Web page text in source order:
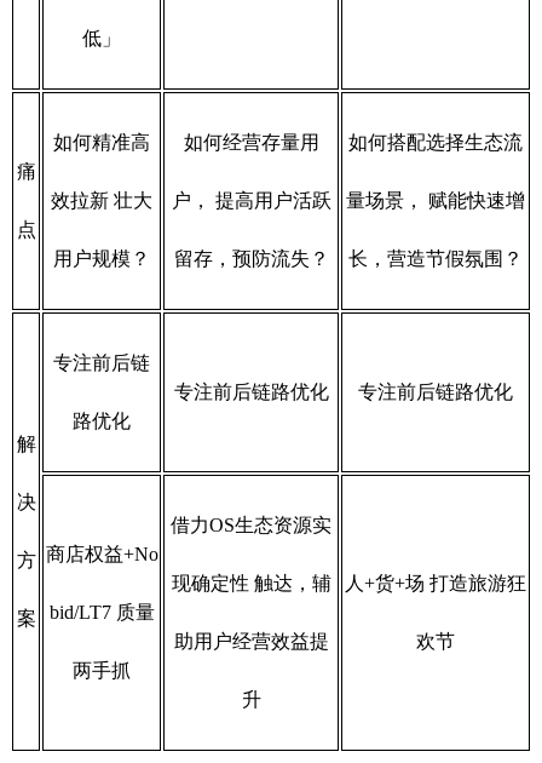
低」
痛
点
如何精准高
效拉新 壮大
用户规模？
如何经营存量用
户， 提高用户活跃
留存，预防流失？
如何搭配选择生态流
量场景， 赋能快速增
长，营造节假氛围？
解
决
方
案
专注前后链
路优化
专注前后链路优化 专注前后链路优化
商店权益+No
bid/LT7 质量
两手抓
借力OS生态资源实
现确定性 触达，辅
助用户经营效益提
升
人+货+场 打造旅游狂
欢节